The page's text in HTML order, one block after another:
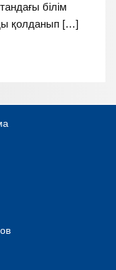
білім
қолданып […]